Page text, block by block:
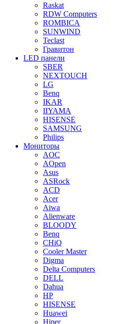
Raskat
RDW Computers
ROMBICA
SUNWIND
Teclast
Гравитон
LED панели
SBER
NEXTOUCH
LG
Benq
IKAR
IIYAMA
HISENSE
SAMSUNG
Philips
Мониторы
AOC
AOpen
Asus
ASRock
ACD
Acer
Aiwa
Alienware
BLOODY
Benq
CHiQ
Cooler Master
Digma
Delta Computers
DELL
Dahua
HP
HISENSE
Huawei
Hiper